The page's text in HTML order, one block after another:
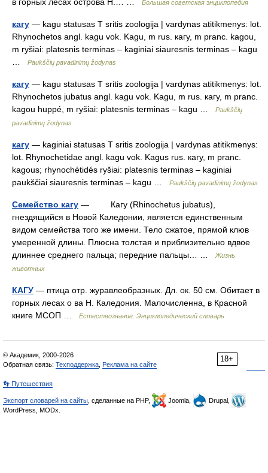
Большая советская энциклопедия
кагу — kagu statusas T sritis zoologija | vardynas atitikmenys: lot.
Rhynochetos angl. kagu vok. Kagu, m rus. кагу, m pranc. kagou,
m ryšiai: platesnis terminas – kaginiai siauresnis terminas – kagu
Paukščių pavadinimų žodynas
кагу — kagu statusas T sritis zoologija | vardynas atitikmenys: lot.
Rhynochetos jubatus angl. kagu vok. Kagu, m rus. кагу, m pranc.
kagou huppé, m ryšiai: platesnis terminas – kagu …
Paukščių
pavadinimų žodynas
кагу — kaginiai statusas T sritis zoologija | vardynas atitikmenys:
lot. Rhynochetidae angl. kagu vok. Kagus rus. кагу, m pranc.
kagous; rhynochétidés ryšiai: platesnis terminas – kaginiai
paukščiai siauresnis terminas – kagu …
Paukščių pavadinimų žodynas
Семейство кагу — Кагу (Rhinochetus jubatus),
гнездящийся в Новой Каледонии, является единственным
видом семейства того же имени. Тело сжатое, прямой клюв
умеренной длины. Плюсна толстая и приблизительно вдвое
длиннее среднего пальца; передние пальцы… …
Жизнь
животных
КАГУ — птица отр. журавлеобразных. Дл. ок. 50 см. Обитает в
горных лесах о ва Н. Каледония. Малочисленна, в Красной
книге МСОП …
Естествознание. Энциклопедический словарь
18+
© Академик, 2000-2026
Обратная связь: Техподдержка Реклама на сайте
👣 Путешествия
Экспорт словарей на сайты , сделанные на PHP, Joomla,
Drupal,
WordPress, MODx.